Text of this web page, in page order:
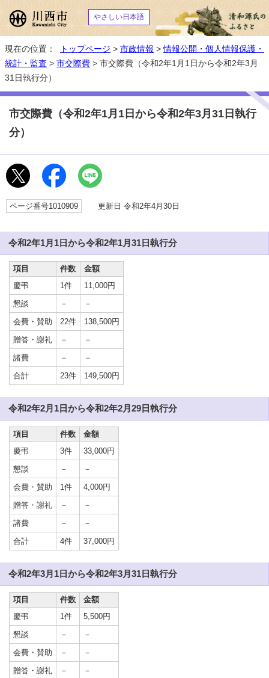
やさしい日本語
現在の位置： トップページ > 市政情報 >情報公開・個人情報保護・
統計・監査 > 市交際費 > 市交際費（令和2年1月1日から令和2年3月
31日執行分）
市交際費（令和2年1月1日から令和2年3月31日執行
分）
ページ番号1010909 更新日 令和2年4月30日
令和2年1月1日から令和2年1月31日執行分
項目 件数
金額
慶弔
1件
11,000円
懇談
－
－
会費・賛助
22件
138,500円
贈答・謝礼
－
－
諸費
－
－
合計
23件 149,500円
令和2年2月1日から令和2年2月29日執行分
項目 件数
金額
慶弔
3件
33,000円
懇談
－
－
会費・賛助
1件
4,000円
贈答・謝礼
－
－
諸費
－
－
合計
4件 37,000円
令和2年3月1日から令和2年3月31日執行分
項目 件数
金額
慶弔
1件
5,500円
懇談
－
－
会費・賛助
－
－
贈答・謝礼
－
－